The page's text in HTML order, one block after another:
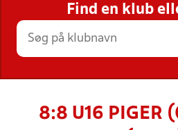
STILLINGER,
HOLD
Find en klub
8:8 U16 PIGER